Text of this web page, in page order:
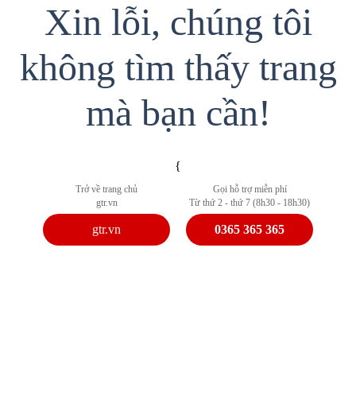
Xin lỗi, chúng tôi
không tìm thấy trang
mà bạn cần!
{
Trở về trang chủ
gtr.vn
gtr.vn
Gọi hỗ trợ miễn phí
Từ thứ 2 - thứ 7 (8h30 - 18h30)
0365 365 365